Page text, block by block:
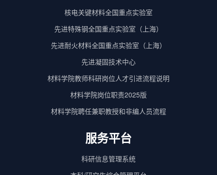
核电关键材料全国重点实验室
先进特殊钢全国重点实验室（上海）
先进耐火材料全国重点实验室（上海）
先进凝固技术中心
材料学院教师科研岗位人才引进流程说明
材料学院岗位职责2025版
材料学院聘任兼职教授和非编人员流程
服务平台
科研信息管理系统